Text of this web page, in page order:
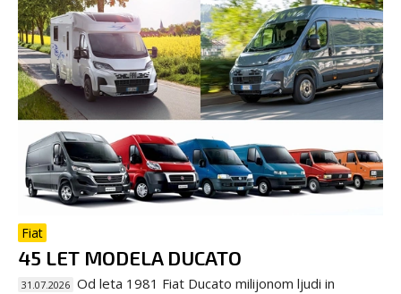
Fiat
45 LET MODELA DUCATO
31.07.2026 Od leta 1981 Fiat Ducato milijonom ljudi in